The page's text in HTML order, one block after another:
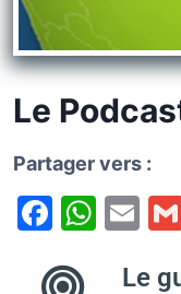
Le
Partager vers :
F
c
W
at
E
ai
Le